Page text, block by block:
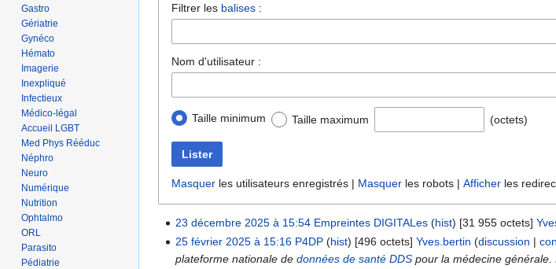
Filtrer les balises :
Nom d'utilisateur :
Taille minimum Taille maximum (octets)
Lister
Masquer les utilisateurs enregistrés | Masquer les robots | Afficher les
23 décembre 2025 à 15:54 Empreintes DIGITALes (hist) [31 955 octets] ‎
25 février 2025 à 15:16 P4DP (hist) [496 octets] ‎Yves.bertin (discussion |
plateforme nationale dedonnées de santé DDS pour la médecine
Gastro
Gériatrie
Gynéco
Hémato
Imagerie
Inexpliqué
Infectieux
Médico-légal
Accueil LGBT
Med Phys Rééduc
Néphro
Neuro
Numérique
Nutrition
Ophtalmo
ORL
Parasito
Pédiatrie